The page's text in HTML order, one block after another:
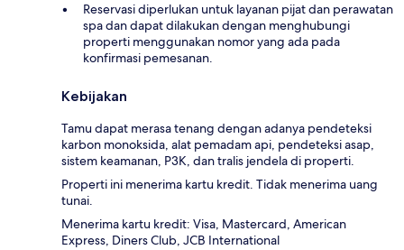
Reservasi diperlukan untuk layanan pijat dan perawatan
spa dan dapat dilakukan dengan menghubungi
properti menggunakan nomor yang ada pada
konfirmasi pemesanan.
Kebijakan
Tamu dapat merasa tenang dengan adanya pendeteksi
karbon monoksida, alat pemadam api, pendeteksi asap,
sistem keamanan, P3K, dan tralis jendela di properti.
Properti ini menerima kartu kredit. Tidak menerima uang
tunai.
Menerima kartu kredit: Visa, Mastercard, American
Express, Diners Club, JCB International